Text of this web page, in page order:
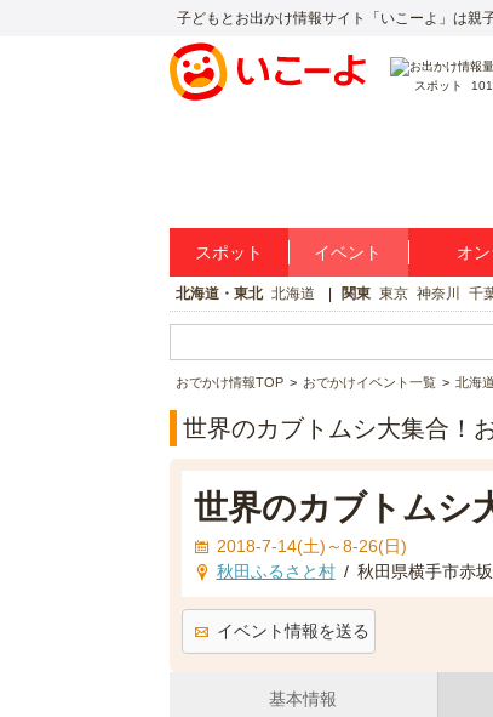
子どもとお出かけ情報サイト「いこーよ」は親
スポット
スポット イベント オ
北海道・東北 北海道 関東 東京 神奈川 千
おでかけ情報TOP おでかけイベント一覧 北海
世界のカブトムシ大集合！
世界のカブトムシ
2018-7-14(土)～8-26(日)
秋田ふるさと村 / 秋田県横手市赤
イベント情報を送る
基本情報